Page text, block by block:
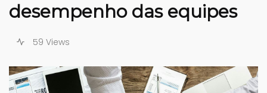
desempenho das equipes
59 Views